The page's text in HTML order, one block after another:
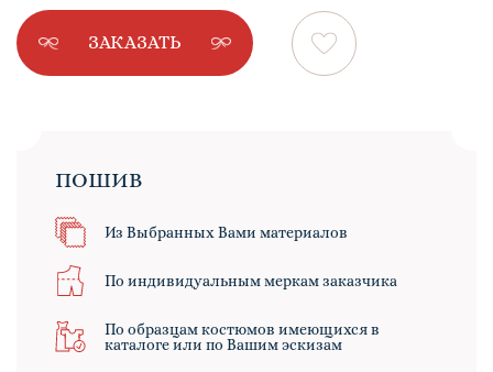
ЗАКАЗАТЬ
ПОШИВ
Из Выбранных Вами материалов
По индивидуальным меркам заказчика
По образцам костюмов имеющихся в
каталоге или по Вашим эскизам